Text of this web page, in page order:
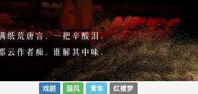
戏剧 国风 青年 红楼梦